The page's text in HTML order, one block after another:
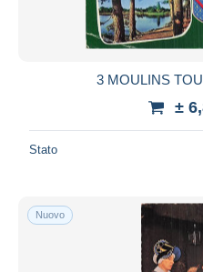
3 MOULINS
±
Stato
Nuovo